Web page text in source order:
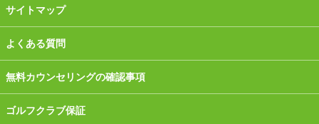
サイトマップ
よくある質問
無料カウンセリングの確認事項
ゴルフクラブ保証